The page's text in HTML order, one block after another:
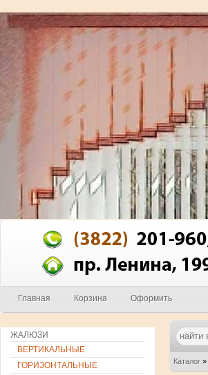
Главная Корзина Оформить
Каталог »
ЖАЛЮЗИ
ВЕРТИКАЛЬНЫЕ
ГОРИЗОНТАЛЬНЫЕ